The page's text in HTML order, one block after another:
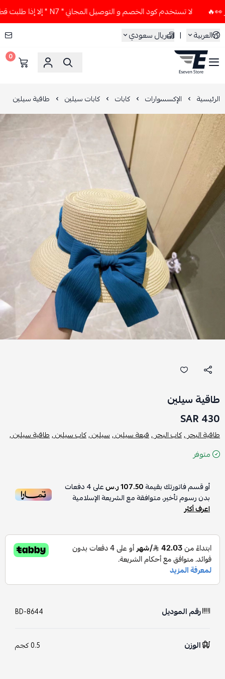
لا تستخدم كود الخصم و التوصيل المجاني " N7 " إلا إذا طلبت قطعتين أو أكثر 👀🔥
العربية
| ريال سعودي
ESEVEN STORE
0
الرئيسية الإكسسوارات كابات كابات سيلين طاقية سيلين
طاقية سيلين
430 SAR
طاقية البحر ,كاب البحر ,قبعة سيلين ,سيلين ,كاب سيلين ,طاقية سيلين ,
متوفر
أو قسم فاتورتك بقيمة107.50 ر.س على4دفعات
بدون رسوم تأخير، متوافقة مع الشريعة الإسلامية
اعرف أكثر
رقم الموديل BD-8644
الوزن 0.5 كجم